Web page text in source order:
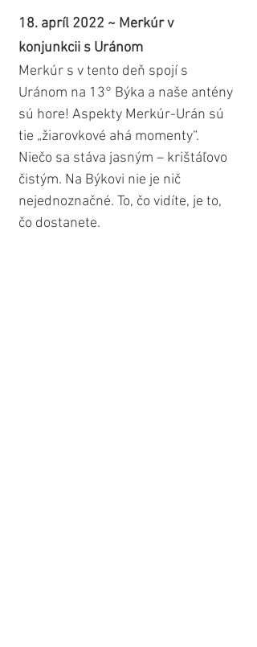
18. apríl 2022 ~ Merkúr v
konjunkcii s Uránom
Merkúr s v tento deň spojí s
Uránom na 13° Býka a naše antény
sú hore! Aspekty Merkúr-Urán sú
tie „žiarovkové ahá momenty“.
Niečo sa stáva jasným – krištáľovo
čistým. Na Býkovi nie je nič
nejednoznačné. To, čo vidíte, je to,
čo dostanete.